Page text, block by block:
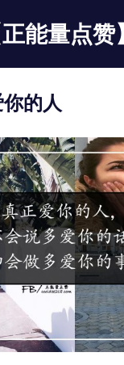
能量点赞】
的人